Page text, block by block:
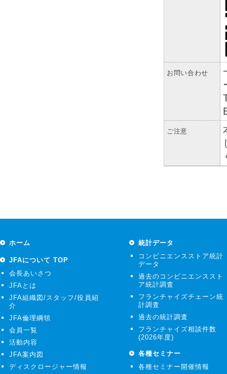
お問い合わせ
ご注意
ホーム
JFAについて TOP
会長あいさつ
JFAとは
JFA組織図/スタッフ/役員紹
介
JFA倫理綱領
会員一覧
活動内容
JFA案内図
ディスクロージャー情報
統計データ
コンビニエンスストア統計
データ
過去のコンビニエンススト
ア統計調査
フランチャイズチェーン統
計調査
過去の統計調査
フランチャイズ相談件数
(2026年度)
各種セミナー
各種セミナー開催情報